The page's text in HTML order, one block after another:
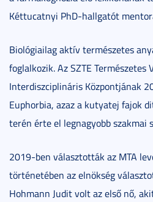
Kéttucatnyi PhD-hallgatót
Biológiailag aktív természetes
foglalkozik. Az SZTE Természetes
Interdiszciplináris Központjának
Euphorbia, azaz a kutyatej fajok
terén érte el legnagyobb szakmai
2019-ben választották az MTA
történetében az elnökség
Hohmann Judit volt az első nő,